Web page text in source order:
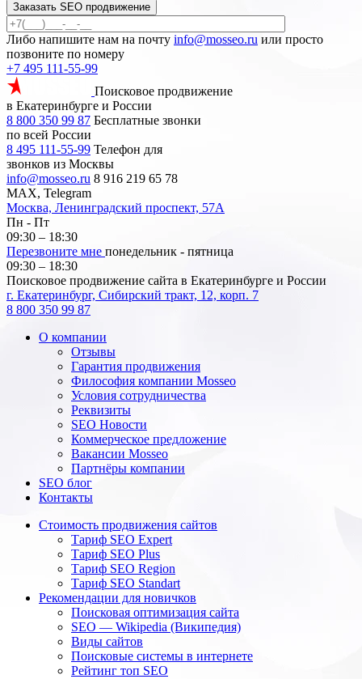
Заказать SEO продвижение
Либо напишите нам на почту info@mosseo.ru или просто
позвоните по номеру
+7 495 111-55-99
Поисковое продвижение
в Екатеринбурге и России
8 800 350 99 87 Бесплатные звонки
по всей России
8 495 111-55-99 Телефон для
звонков из Москвы
info@mosseo.ru 8 916 219 65 78
MAX, Telegram
Москва, Ленинградский проспект, 57А
Пн - Пт
09:30 – 18:30
Перезвоните мне понедельник - пятница
09:30 – 18:30
Поисковое продвижение сайта в Екатеринбурге и России
г. Екатеринбург, Сибирский тракт, 12, корп. 7
8 800 350 99 87
О компании
Отзывы
Гарантия продвижения
Философия компании Mosseo
Условия сотрудничества
Реквизиты
SEO Новости
Коммерческое предложение
Вакансии Mosseo
Партнёры компании
SEO блог
Контакты
Стоимость продвижения сайтов
Тариф SEO Expert
Тариф SEO Plus
Тариф SEO Region
Тариф SEO Standart
Рекомендации для новичков
Поисковая оптимизация сайта
SEO — Wikipedia (Википедия)
Виды сайтов
Поисковые системы в интернете
Рейтинг топ SEO